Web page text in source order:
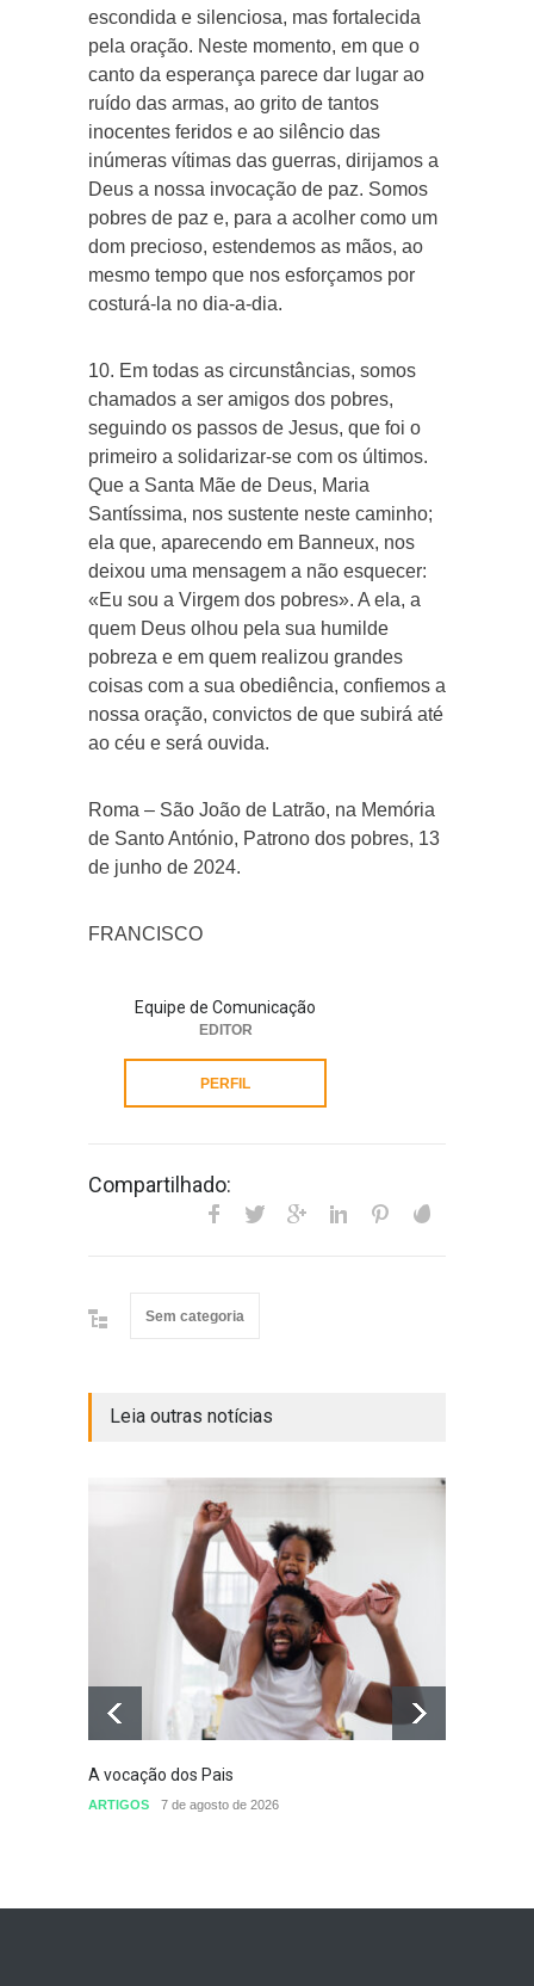
escondida e silenciosa, mas fortalecida
pela oração. Neste momento, em que o
canto da esperança parece dar lugar ao
ruído das armas, ao grito de tantos
inocentes feridos e ao silêncio das
inúmeras vítimas das guerras, dirijamos a
Deus a nossa invocação de paz. Somos
pobres de paz e, para a acolher como um
dom precioso, estendemos as mãos, ao
mesmo tempo que nos esforçamos por
costurá-la no dia-a-dia.
10. Em todas as circunstâncias, somos
chamados a ser amigos dos pobres,
seguindo os passos de Jesus, que foi o
primeiro a solidarizar-se com os últimos.
Que a Santa Mãe de Deus, Maria
Santíssima, nos sustente neste caminho;
ela que, aparecendo em Banneux, nos
deixou uma mensagem a não esquecer:
«Eu sou a Virgem dos pobres». A ela, a
quem Deus olhou pela sua humilde
pobreza e em quem realizou grandes
coisas com a sua obediência, confiemos a
nossa oração, convictos de que subirá até
ao céu e será ouvida.
Roma – São João de Latrão, na Memória
de Santo António, Patrono dos pobres, 13
de junho de 2024.
FRANCISCO
Equipe de Comunicação
EDITOR
PERFIL
Compartilhado:
Sem categoria
Leia outras notícias
A vocação dos Pais
ARTIGOS 7 de agosto de 2026